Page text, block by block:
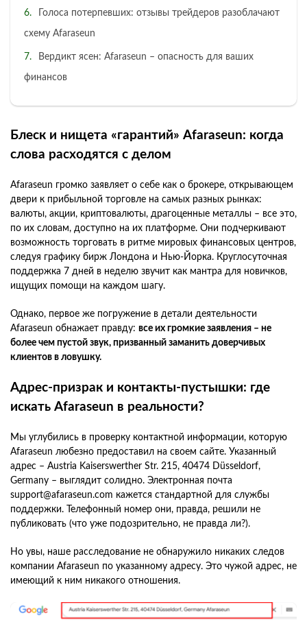
Голоса потерпевших: отзывы трейдеров разоблачают
схему Afaraseun
Вердикт ясен: Afaraseun – опасность для ваших
финансов
Блеск и нищета «гарантий» Afaraseun: когда
слова расходятся с делом
Afaraseun громко заявляет о себе как о брокере, открывающем
двери к прибыльной торговле на самых разных рынках:
валюты, акции, криптовалюты, драгоценные металлы – все это,
по их словам, доступно на их платформе. Они подчеркивают
возможность торговать в ритме мировых финансовых центров,
следуя графику бирж Лондона и Нью-Йорка. Круглосуточная
поддержка 7 дней в неделю звучит как мантра для новичков,
ищущих помощи на каждом шагу.
Однако, первое же погружение в детали деятельности
Afaraseun обнажает правду: все их громкие заявления – не
более чем пустой звук, призванный заманить доверчивых
клиентов в ловушку.
Адрес-призрак и контакты-пустышки: где
искать Afaraseun в реальности?
Мы углубились в проверку контактной информации, которую
Afaraseun любезно предоставил на своем сайте. Указанный
адрес – Austria Kaiserswerther Str. 215, 40474 Düsseldorf,
Germany – выглядит солидно. Электронная почта
support@afaraseun.com кажется стандартной для службы
поддержки. Телефонный номер они, правда, решили не
публиковать (что уже подозрительно, не правда ли?).
Но увы, наше расследование не обнаружило никаких следов
компании Afaraseun по указанному адресу. Это чужой адрес, не
имеющий к ним никакого отношения.